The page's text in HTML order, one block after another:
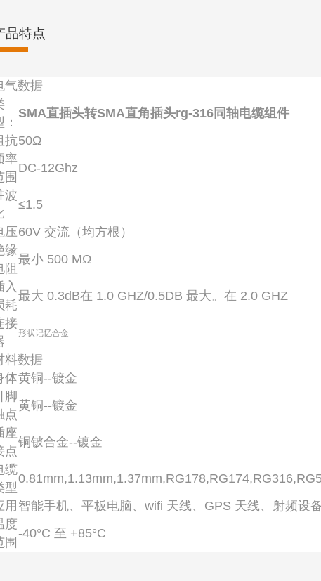
品特点
气数据
SMA直插头转SMA直角插头rg-316同轴电缆组件
抗50Ω
率
围
DC-12Ghz
波
≤1.5
压60V 交流（均方根）
缘
阻
最小 500 MΩ
入
耗
最大 0.3dB在 1.0 GHZ/0.5DB 最大。在 2.0 GHZ
接
形状记忆合金
料数据
体黄铜--镀金
脚
点
黄铜--镀金
座
点
铜铍合金--镀金
缆
型
用 智能手机、平板电脑、wifi 天线、GPS 天线、射频设
度
围
-40°C 至 +85°C